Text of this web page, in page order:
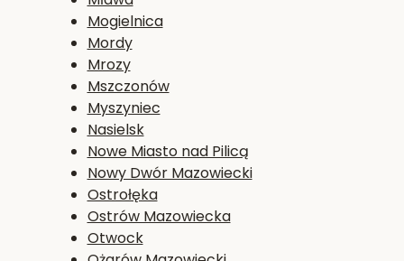
Mogielnica
Mordy
Mrozy
Mszczonów
Myszyniec
Nasielsk
Nowe Miasto nad Pilicą
Nowy Dwór Mazowiecki
Ostrołęka
Ostrów Mazowiecka
Otwock